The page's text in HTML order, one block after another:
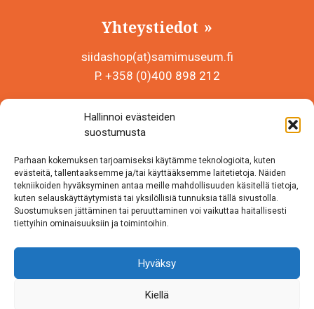
Hallinnoi evästeiden
suostumusta
Parhaan kokemuksen tarjoamiseksi käytämme teknologioita, kuten
evästeitä, tallentaaksemme ja/tai käyttääksemme laitetietoja. Näiden
tekniikoiden hyväksyminen antaa meille mahdollisuuden käsitellä tietoja,
kuten selauskäyttäytymistä tai yksilöllisiä tunnuksia tällä sivustolla.
Suostumuksen jättäminen tai peruuttaminen voi vaikuttaa haitallisesti
tiettyihin ominaisuuksiin ja toimintoihin.
Hyväksy
Kiellä
Yhteystiedot
siidashop(at)samimuseum.fi
P. +358 (0)400 898 212
Y-tunnus 0625907-2
Inarintie 46
99870 Inari
Löydät meidät myös somesta!
Instagram
Facebook